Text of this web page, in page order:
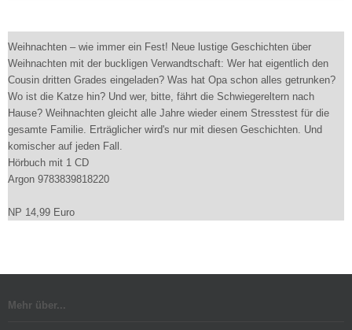
Weihnachten – wie immer ein Fest! Neue lustige Geschichten über
Weihnachten mit der buckligen Verwandtschaft: Wer hat eigentlich den
Cousin dritten Grades eingeladen? Was hat Opa schon alles getrunken?
Wo ist die Katze hin? Und wer, bitte, fährt die Schwiegereltern nach
Hause? Weihnachten gleicht alle Jahre wieder einem Stresstest für die
gesamte Familie. Erträglicher wird's nur mit diesen Geschichten. Und
komischer auf jeden Fall.
Hörbuch mit 1 CD
Argon 9783839818220
NP 14,99 Euro
Mehr über...